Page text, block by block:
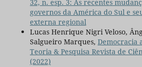
32, n. esp. 3: As recentes
governos da América do Sul e
externa regional
Lucas Henrique Nigri Veloso,
Salgueiro Marques, Democracia
Teoria & Pesquisa Revista de
(2022)